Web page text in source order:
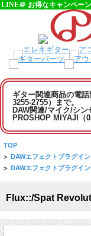
LINE＠ お得なキャンペー
ギター関連商品の電
3255-2755）まで。
DAW関連/マイク/シ
PROSHOP MIYAJI（
TOP
> DAWエフェクトプラグイン
> DAWエフェクトプラグイン
Flux::/Spat